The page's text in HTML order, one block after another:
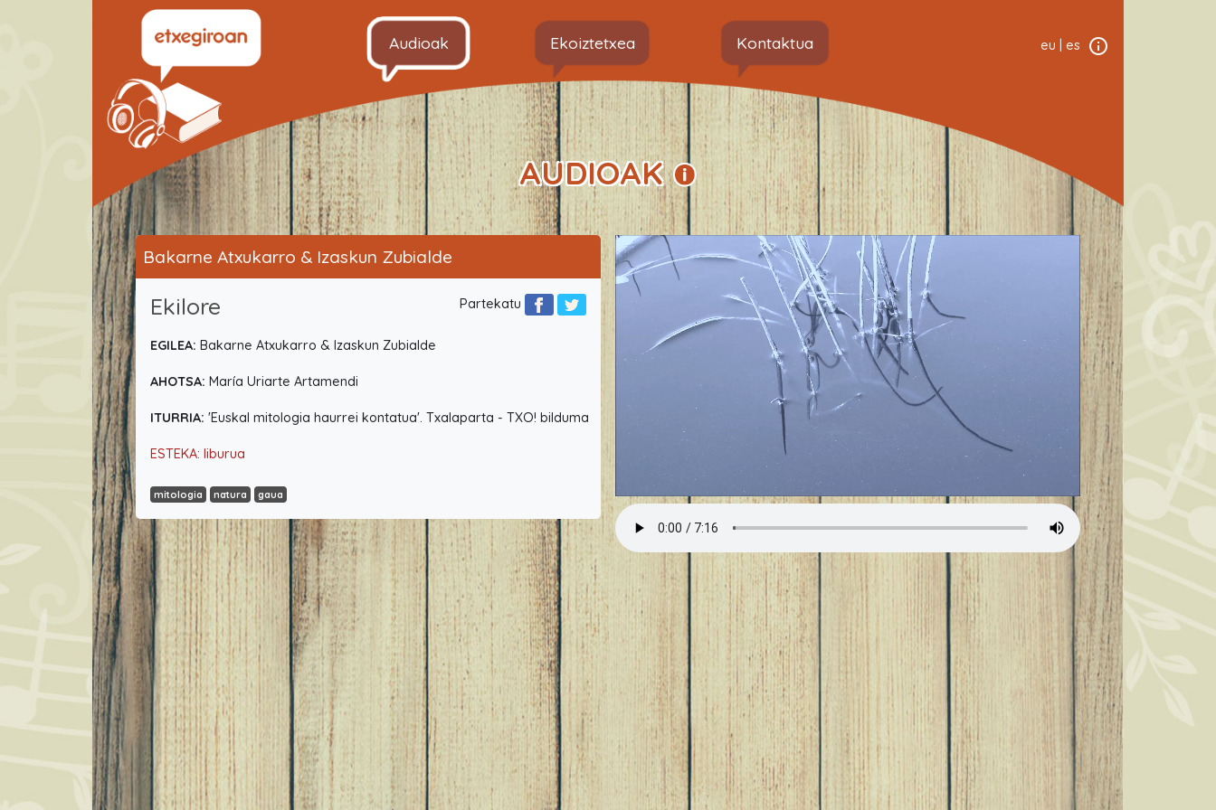
Audioak Ekoiztetxea Kontaktua eu es
AUDIOAK
Bakarne Atxukarro & Izaskun Zubialde
Partekatu
Ekilore
EGILEA: Bakarne Atxukarro & Izaskun Zubialde
AHOTSA: María Uriarte Artamendi
ITURRIA: 'Euskal mitologia haurrei kontatua'. Txalaparta - TXO! bilduma
ESTEKA: liburua
mitologia natura gaua